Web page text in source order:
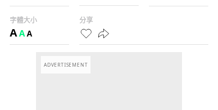
字體大小
AAA
分享
ADVERTISEMENT